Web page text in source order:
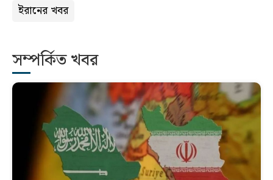
ইরানের খবর
সম্পর্কিত খবর